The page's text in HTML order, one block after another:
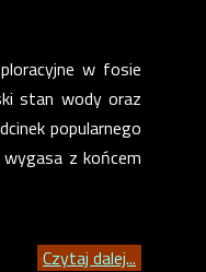
w fosie
stan wody oraz
popularnego
z końcem
Czytaj dalej...